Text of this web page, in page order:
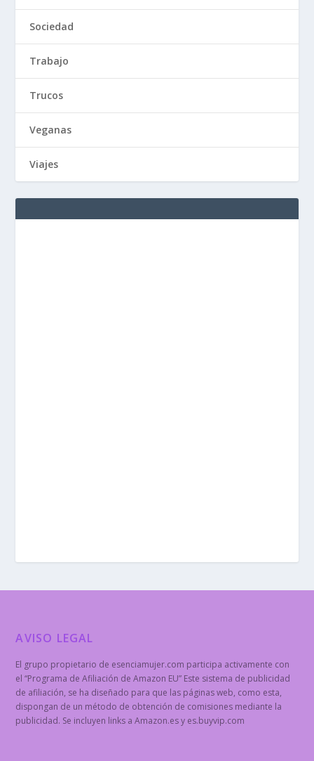
Sociedad
Trabajo
Trucos
Veganas
Viajes
AVISO LEGAL
El grupo propietario de esenciamujer.com participa activamente con
el “Programa de Afiliación de Amazon EU” Este sistema de publicidad
de afiliación, se ha diseñado para que las páginas web, como esta,
dispongan de un método de obtención de comisiones mediante la
publicidad. Se incluyen links a Amazon.es y es.buyvip.com